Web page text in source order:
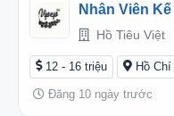
Nhân Viên
Hồ Tiêu Việt
12 - 16 triệu Hồ
Đăng 10 ngày trước